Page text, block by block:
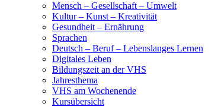
Mensch – Gesellschaft – Umwelt
Kultur – Kunst – Kreativität
Gesundheit – Ernährung
Sprachen
Deutsch – Beruf – Lebenslanges Lernen
Digitales Leben
Bildungszeit an der VHS
Jahresthema
VHS am Wochenende
Kursübersicht